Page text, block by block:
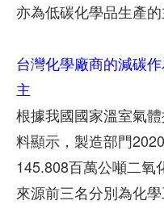
亦為低碳化學品生產的
台灣化學廠商的減碳
主
根據我國國家溫室氣
料顯示，製造部門
145.808百萬公噸二氧
來源前三名分別為化